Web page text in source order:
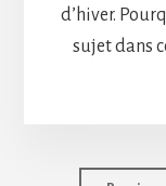
d’hiver.
sujet dans